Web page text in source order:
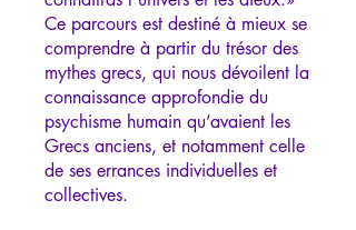
Ce parcours est destiné à mieux se
comprendre à partir du trésor des
mythes grecs, qui nous dévoilent la
connaissance approfondie du
psychisme humain qu’avaient les
Grecs anciens, et notamment celle
de ses errances individuelles et
collectives.